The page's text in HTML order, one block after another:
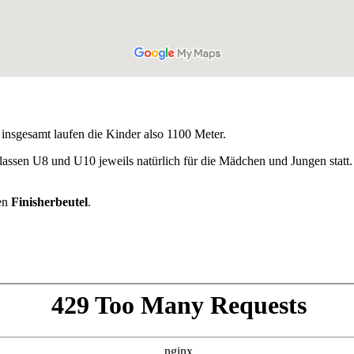
laufen die Kinder also 1100 Meter.
U8 und U10 jeweils natürlich für die Mädchen und Jungen
Finisherbeutel.